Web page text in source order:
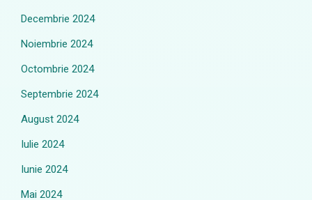
Decembrie 2024
Noiembrie 2024
Octombrie 2024
Septembrie 2024
August 2024
Iulie 2024
Iunie 2024
Mai 2024